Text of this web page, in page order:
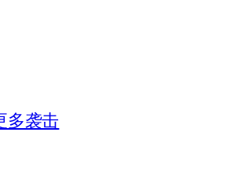
多袭击